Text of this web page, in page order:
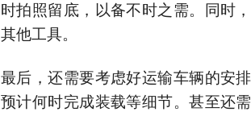
时拍照留底，以备不时之需。同时
其他工具。
最后，还需要考虑好运输车辆的安
预计何时完成装载等细节。甚至还